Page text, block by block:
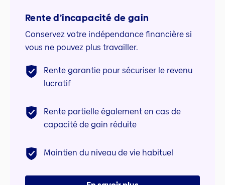
Rente d’incapacité de gain
Conservez votre indépendance financière si
vous ne pouvez plus travailler.
Rente garantie pour sécuriser le revenu
lucratif
Rente partielle également en cas de
capacité de gain réduite
Maintien du niveau de vie habituel